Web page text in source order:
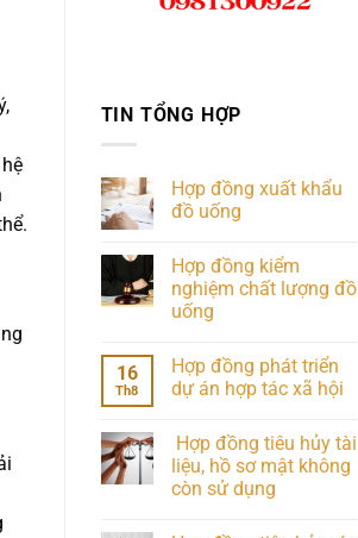
TIN TỔNG HỢP
Hợp đồng xuất khẩu
đồ uống
Hợp đồng kiểm
nghiệm chất lượng đồ
uống
16
Th8
Hợp đồng phát triển
dự án hợp tác xã hội
Hợp đồng tiêu hủy tài
liệu, hồ sơ mật không
còn sử dụng